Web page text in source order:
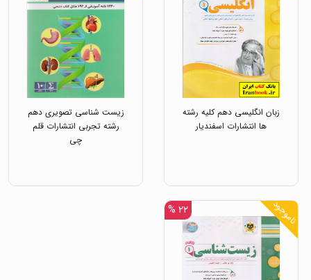
زبان انگلیسی دهم کلیه رشته
ها انتشارات اسفندیار
زیست شناسی تصویری دهم
رشته تجربی انتشارات قلم
چی
ناموجود ۲۲ %